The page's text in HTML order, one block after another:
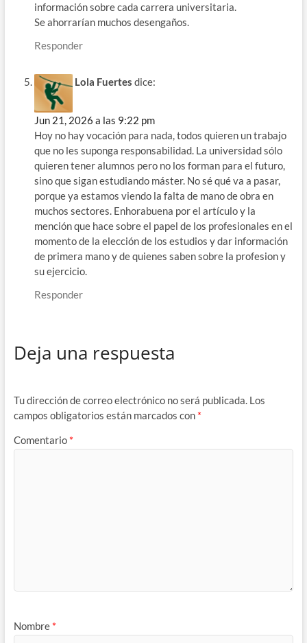
información sobre cada carrera universitaria.
Se ahorrarían muchos desengaños.
Responder
Lola Fuertes dice:
Jun 21, 2026 a las 9:22 pm
Hoy no hay vocación para nada, todos quieren un trabajo
que no les suponga responsabilidad. La universidad sólo
quieren tener alumnos pero no los forman para el futuro,
sino que sigan estudiando máster. No sé qué va a pasar,
porque ya estamos viendo la falta de mano de obra en
muchos sectores. Enhorabuena por el artículo y la
mención que hace sobre el papel de los profesionales en el
momento de la elección de los estudios y dar información
de primera mano y de quienes saben sobre la profesion y
su ejercicio.
Responder
Deja una respuesta
Tu dirección de correo electrónico no será publicada. Los
campos obligatorios están marcados con *
Comentario *
Nombre *